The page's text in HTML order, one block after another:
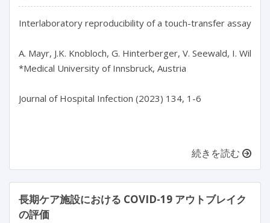
Interlaboratory reproducibility of a touch-transfer assay for
A. Mayr, J.K. Knobloch, G. Hinterberger, V. Seewald, I. Wille,
*Medical University of Innsbruck, Austria
Journal of Hospital Infection (2023) 134, 1-6
続きを読む
長期ケア施設における COVID-19 アウトブレイク
の評価